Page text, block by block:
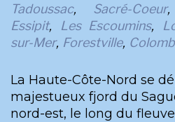
Tadoussac, Sacré-Coeur
Essipit, Les Escoumins,
sur-Mer, Forestville,
La Haute-Côte-Nord se
majestueux fjord du
nord-est, le long du